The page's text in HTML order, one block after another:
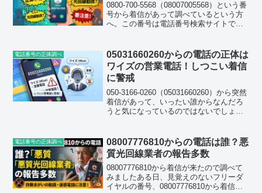
0800-700-5568（08007005568）という番
号から着信があって調べているという方
へ。この番号は電話番号検索サイトでも
勧誘電話はこのシリーズで何度も取り
上...
電話番号の正体調べ
05031660260からの電話の正体は
ワイズの営業電話！しつこい着信
に警戒
050-3166-0260（05031660260）から突然
着信があって、いったい誰からなんだろ
うと気になっているのではないでしょう
かかってくる」という声を聞きまし
た。...
電話番号の正体調べ
08007776810からの電話は誰？悪
質光回線業者の報告多数
08007776810から着信が来たので調べて
みましたある日、見覚えのないフリーダ
イヤルの番号、08007776810から着信が